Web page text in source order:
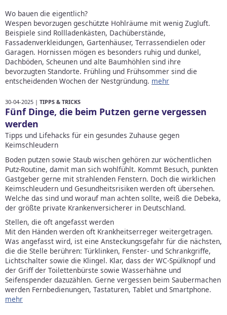
Wo bauen die eigentlich?
Wespen bevorzugen geschützte Hohlräume mit wenig Zugluft.
Beispiele sind Rollladenkästen, Dachüberstände,
Fassadenverkleidungen, Gartenhäuser, Terrassendielen oder
Garagen. Hornissen mögen es besonders ruhig und dunkel,
Dachböden, Scheunen und alte Baumhöhlen sind ihre
bevorzugten Standorte. Frühling und Frühsommer sind die
entscheidenden Wochen der Nestgründung. mehr
30-04-2025 | TIPPS & TRICKS
Fünf Dinge, die beim Putzen gerne vergessen
werden
Tipps und Lifehacks für ein gesundes Zuhause gegen
Keimschleudern
Boden putzen sowie Staub wischen gehören zur wöchentlichen
Putz-Routine, damit man sich wohlfühlt. Kommt Besuch, punkten
Gastgeber gerne mit strahlenden Fenstern. Doch die wirklichen
Keimschleudern und Gesundheitsrisiken werden oft übersehen.
Welche das sind und worauf man achten sollte, weiß die Debeka,
der größte private Krankenversicherer in Deutschland.
Stellen, die oft angefasst werden
Mit den Händen werden oft Krankheitserreger weitergetragen.
Was angefasst wird, ist eine Ansteckungsgefahr für die nächsten,
die die Stelle berühren: Türklinken, Fenster- und Schrankgriffe,
Lichtschalter sowie die Klingel. Klar, dass der WC-Spülknopf und
der Griff der Toilettenbürste sowie Wasserhähne und
Seifenspender dazuzählen. Gerne vergessen beim Saubermachen
werden Fernbedienungen, Tastaturen, Tablet und Smartphone.
mehr